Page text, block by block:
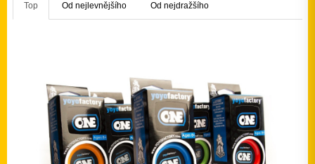
Top Od nejlevnějšího Od nejdražšího